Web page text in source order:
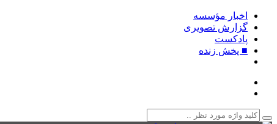
اخبار مؤسسه
گزارش تصویری
پادکست‌
■ پخش زنده